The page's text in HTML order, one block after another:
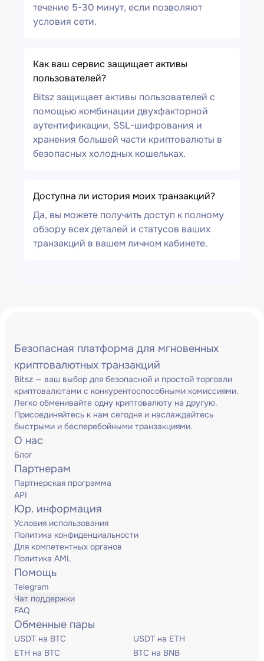
течение 5-30 минут, если позволяют
условия сети.
Как ваш сервис защищает активы
пользователей?
Bitsz защищает активы пользователей с
помощью комбинации двухфакторной
аутентификации, SSL-шифрования и
хранения большей части криптовалюты в
безопасных холодных кошельках.
Доступна ли история моих транзакций?
Да, вы можете получить доступ к полному
обзору всех деталей и статусов ваших
транзакций в вашем личном кабинете.
Безопасная платформа для мгновенных
криптовалютных транзакций
Bitsz — ваш выбор для безопасной и простой торговли
криптовалютами с конкурентоспособными комиссиями.
Легко обменивайте одну криптовалюту на другую.
Присоединяйтесь к нам сегодня и наслаждайтесь
быстрыми и бесперебойными транзакциями.
О нас
Блог
Партнерам
Партнерская программа
API
Юр. информация
Условия использования
Политика конфиденциальности
Для компетентных органов
Политика AML
Помощь
Telegram
Чат поддержки
FAQ
Обменные пары
USDT на BTC
USDT на ETH
ETH на BTC
BTC на BNB